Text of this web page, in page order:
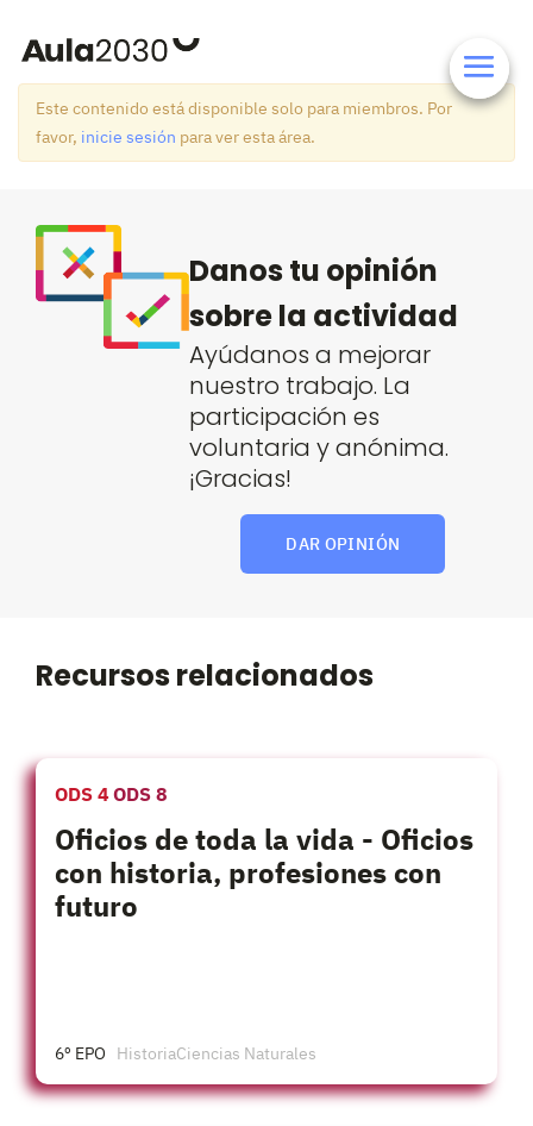
Este contenido está disponible solo para miembros. Por
favor, inicie sesión para ver esta área.
Danos tu opinión
sobre la actividad
Ayúdanos a mejorar
nuestro trabajo. La
participación es
voluntaria y anónima.
¡Gracias!
DAR OPINIÓN
Recursos relacionados
ODS 4 ODS 8
Oficios de toda la vida - Oficios
con historia, profesiones con
futuro
6º EPO HistoriaCiencias Naturales